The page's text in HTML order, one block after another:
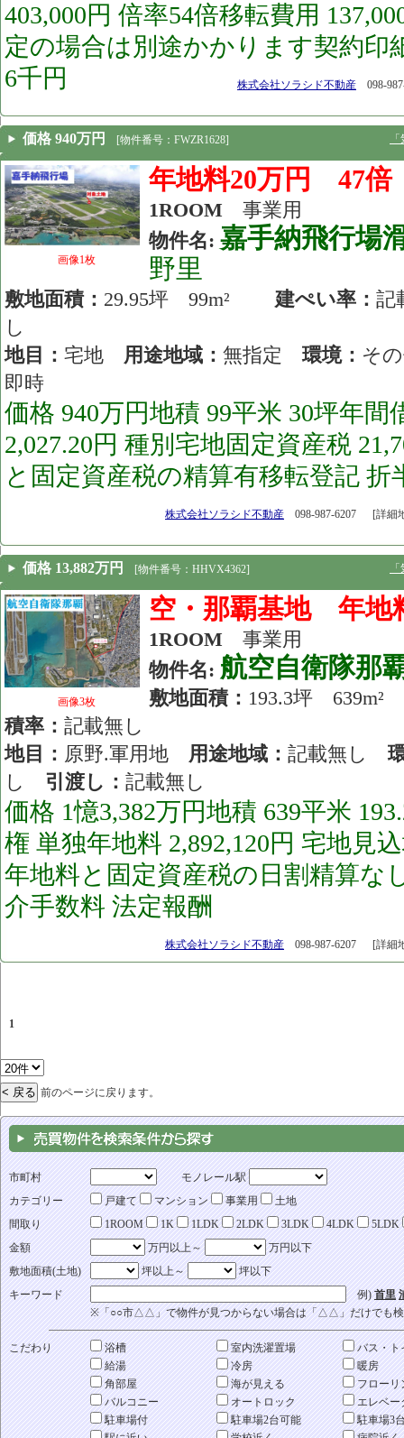
403,000円 倍率54倍移転費用
定の場合は別途かかります契約印
6千円
株式会社ソラシド不動産 098-
価格 940万円 [物件番号：FWZR1628]
画像1枚
年地料20万円 47
1ROOM 事業用
物件名: 嘉手納飛行場
野里
敷地面積： 29.95坪 99m² 建ぺい率：
し
地目： 宅地 用途地域： 無指定 環境： そ
即時
価格 940万円地積 99平米 30坪年間
2,027.20円 種別宅地固定資産税
と固定資産税の精算有移転登記 折
株式会社ソラシド不動産 098-987-6207 [詳細
価格 13,882万円 [物件番号：HHVX4362]
画像3枚
空・那覇基地 年地
1ROOM 事業用
物件名: 航空自衛隊那
敷地面積： 193.3坪
積率： 記載無し
地目： 原野.軍用地 用途地域： 記載無し
し 引渡し： 記載無し
価格 1憶3,382万円地積 639平米
権 単独年地料 2,892,120円 宅地見
年地料と固定資産税の日割精算な
介手数料 法定報酬
株式会社ソラシド不動産 098-987-6207 [詳細
1
前のページに戻ります。
市町村
モノレール駅
カテゴリー
戸建て マンション 事業用
土地
間取り
1ROOM 1K 1LDK 2LDK 3LDK 4LDK
5LDK
金額
万円以上～
万円以下
敷地面積(土地)
坪以上～
坪以下
キーワード
例)首里
※「○○市△△」で物件が見つからない場合は「△△」だけでも検
こだわり 浴槽 室内洗濯置場
バス・ト
給湯
冷房
暖房
角部屋
海が見える
フローリ
バルコニー
オートロック
エレベー
駐車場付
駐車場2台可能
駐車場3